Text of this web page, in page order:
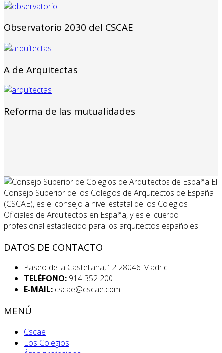
Observatorio 2030 del CSCAE
A de Arquitectas
Reforma de las mutualidades
El
Consejo Superior de los Colegios de Arquitectos de España
(CSCAE), es el consejo a nivel estatal de los Colegios
Oficiales de Arquitectos en España, y es el cuerpo
profesional establecido para los arquitectos españoles.
DATOS DE CONTACTO
Paseo de la Castellana, 12 28046 Madrid
TELÉFONO: 914 352 200
E-MAIL: cscae@cscae.com
MENÚ
Cscae
Los Colegios